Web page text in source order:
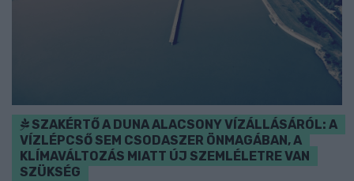
SZAKÉRTŐ A DUNA ALACSONY VÍZÁLLÁSÁRÓL: A
VÍZLÉPCSŐ SEM CSODASZER ÖNMAGÁBAN, A
KLÍMAVÁLTOZÁS MIATT ÚJ SZEMLÉLETRE VAN
SZÜKSÉG